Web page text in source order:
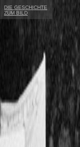
DIE GESCHICHTE
ZUM BILD